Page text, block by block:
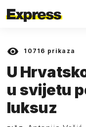
10716 prikaza
U
u svijetu
luksuz